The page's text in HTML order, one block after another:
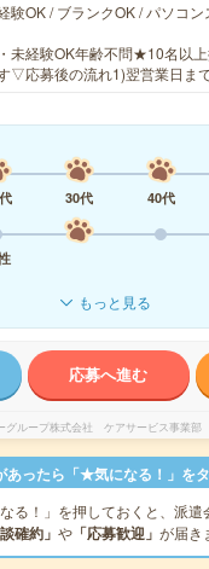
験OK / ブランクOK / パソコ
未経験OK年齢不問★10名以
▽応募後の流れ1)翌営業日ま
30代 40代
もっと見る
応募へ進む
グループ株式会社 ケアサービス事業部
あったら「★気になる！」をタ
なる！」を押しておくと、派遣
確約」 や 「応募歓迎」 が届き